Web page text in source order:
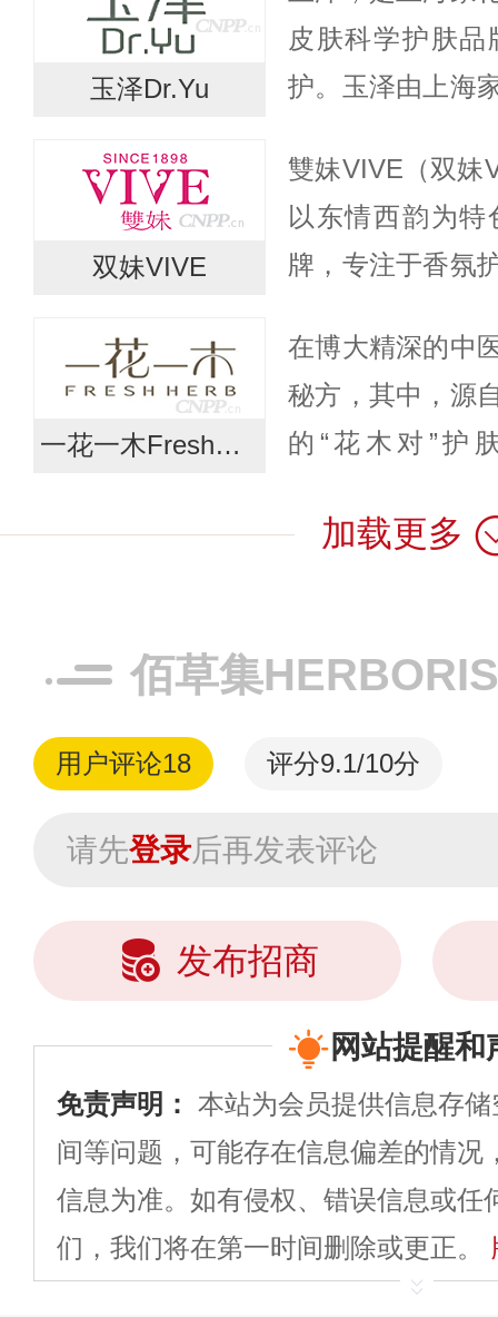
玉泽Dr.Yu
皮肤科学护肤
护。玉泽由上海
于从根源上解决
粗糙、皴裂、...
双妹VIVE
雙妹VIVE（双妹
以东情西韵为
牌，专注于香氛
由上海家化前
所...
一花一木FreshHerb
在博大精深的中
秘方，其中，源
的“花木对”护
效。“一花一木”
加载更多
佰草集
用户评论18 评分9.1/10分
请先登录后再发表评论
发布招商
网站提醒和
免责声明： 本站为会员提供信息存
间等问题，可能存在信息偏差的情况
信息为准。如有侵权、错误信息或任
们，我们将在第一时间删除或更正。
平台自有内容（文字